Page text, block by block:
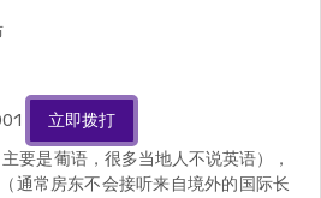
立即拨打
要是葡语，很多当地人不说英语），
通常房东不会接听来自境外的国际长